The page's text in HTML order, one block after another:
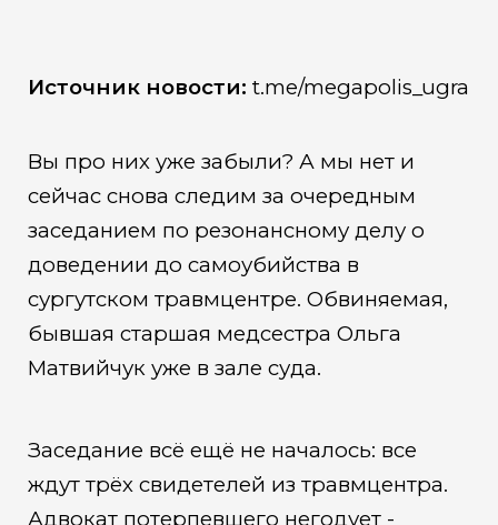
Источник новости: t.me/megapolis_ugra
Вы про них уже забыли? А мы нет и
сейчас снова следим за очередным
заседанием по резонансному делу о
доведении до самоубийства в
сургутском травмцентре. Обвиняемая,
бывшая старшая медсестра Ольга
Матвийчук уже в зале суда.
Заседание всё ещё не началось: все
ждут трёх свидетелей из травмцентра.
Адвокат потерпевшего негодует -